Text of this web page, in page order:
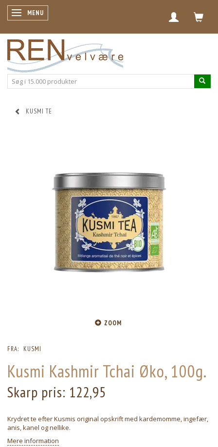
SKIFTE NAVIGATION
MENU
KUSMI TE
ZOOM
FRA: KUSMI
Kusmi Kashmir Tchai Øko, 100g.
Skarp pris: 122,95
Krydret te efter Kusmis original opskrift med kardemomme, ingefær,
anis, kanel og nellike.
Mere information